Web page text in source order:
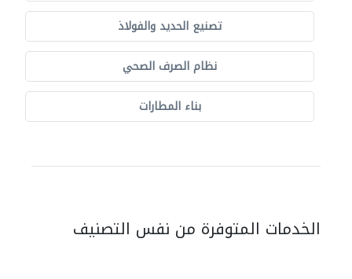
تصنيع الحديد والفولاذ
نظام الصرف الصحي
بناء المطارات
الخدمات المتوفرة من نفس التصنيف